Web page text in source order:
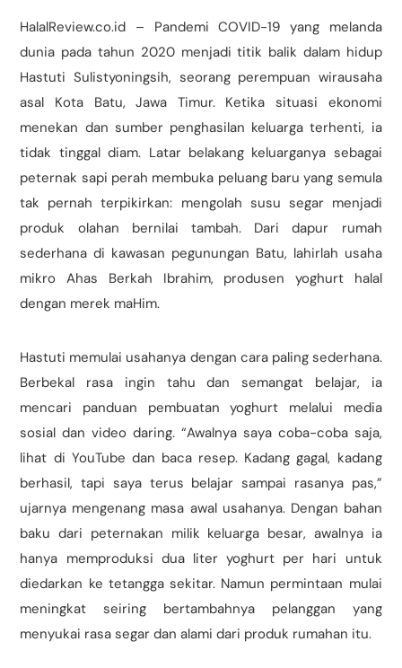
HalalReview.co.id – Pandemi COVID-19 yang melanda
dunia pada tahun 2020 menjadi titik balik dalam hidup
Hastuti Sulistyoningsih, seorang perempuan wirausaha
asal Kota Batu, Jawa Timur. Ketika situasi ekonomi
menekan dan sumber penghasilan keluarga terhenti, ia
tidak tinggal diam. Latar belakang keluarganya sebagai
peternak sapi perah membuka peluang baru yang semula
tak pernah terpikirkan: mengolah susu segar menjadi
produk olahan bernilai tambah. Dari dapur rumah
sederhana di kawasan pegunungan Batu, lahirlah usaha
mikro Ahas Berkah Ibrahim, produsen yoghurt halal
dengan merek maHim.
Hastuti memulai usahanya dengan cara paling sederhana.
Berbekal rasa ingin tahu dan semangat belajar, ia
mencari panduan pembuatan yoghurt melalui media
sosial dan video daring. “Awalnya saya coba-coba saja,
lihat di YouTube dan baca resep. Kadang gagal, kadang
berhasil, tapi saya terus belajar sampai rasanya pas,”
ujarnya mengenang masa awal usahanya. Dengan bahan
baku dari peternakan milik keluarga besar, awalnya ia
hanya memproduksi dua liter yoghurt per hari untuk
diedarkan ke tetangga sekitar. Namun permintaan mulai
meningkat seiring bertambahnya pelanggan yang
menyukai rasa segar dan alami dari produk rumahan itu.